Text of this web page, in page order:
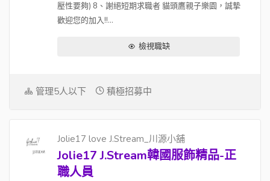
壓性要夠) 8、謝絕短期求職者 貓頭鷹親子樂園，誠摯
歡迎您的加入!!...
檢視職缺
管理5人以下 積極招募中
Jolie17 love J.Stream_川源小舖
Jolie17 J.Stream韓國服飾精品-正
職人員